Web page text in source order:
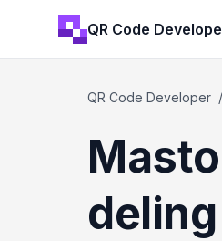
QR Code
QR Code Developer /
deling